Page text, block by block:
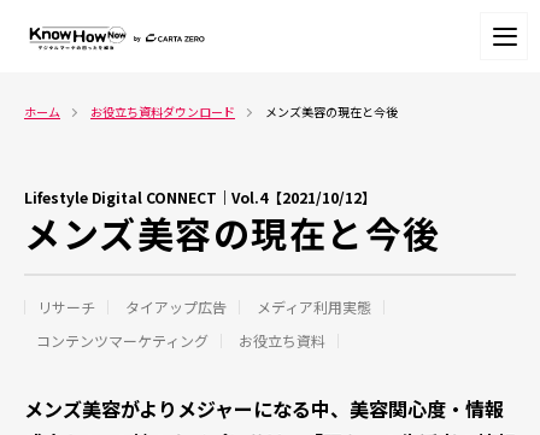
ホーム お役立ち資料ダウンロード メンズ美容の現在と今後
Lifestyle Digital CONNECT｜Vol.4【2021/10/12】
メンズ美容の現在と今後
リサーチ タイアップ広告
メディア利用実態
コンテンツマーケティング
お役立ち資料
メンズ美容がよりメジャーになる中、美容関心度・情報